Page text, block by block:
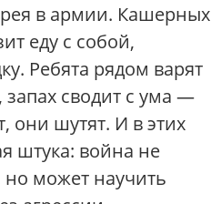
в армии. Кашерных
еду с собой,
Ребята рядом варят
запах сводит с ума —
они шутят. И в этих
штука: война не
может научить